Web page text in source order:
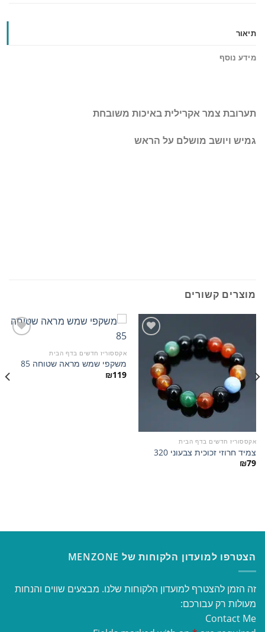
תיאור
מידע נוסף
תערובת צמר אקרילית באיכות משובחת
גמיש ויושב מושלם על הראש
מוצרים קשורים
למועדפים
אקססוריז חדשים בדף הבית
צמיד חרוזי זכוכית צבעוני 320
₪79
הוסף
למועדפים
אקססוריז חדשים בדף הבית
משקפי שמש מראה שטוחה 85
₪119
הצטרפו למועדון הלקוחות של MENZONE
זה הזמן להצטרף למועדון הלקוחות שלנו. מבצעים שווים והנחות
מעולות רק עבורכם:
Contact Me